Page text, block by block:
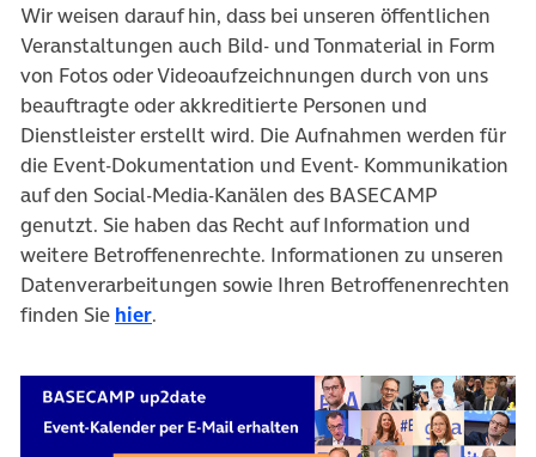
Wir weisen darauf hin, dass bei unseren öffentlichen
Veranstaltungen auch Bild- und Tonmaterial in Form
von Fotos oder Videoaufzeichnungen durch von uns
beauftragte oder akkreditierte Personen und
Dienstleister erstellt wird. Die Aufnahmen werden für
die Event-Dokumentation und Event- Kommunikation
auf den Social-Media-Kanälen des BASECAMP
genutzt. Sie haben das Recht auf Information und
weitere Betroffenenrechte. Informationen zu unseren
Datenverarbeitungen sowie Ihren Betroffenenrechten
finden Sie hier.